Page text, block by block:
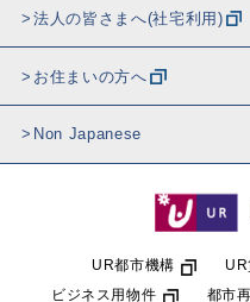
法人の皆さまへ(社宅利用)
お住まいの方へ
Non Japanese
UR都市機構
ビジネス用物件
都市